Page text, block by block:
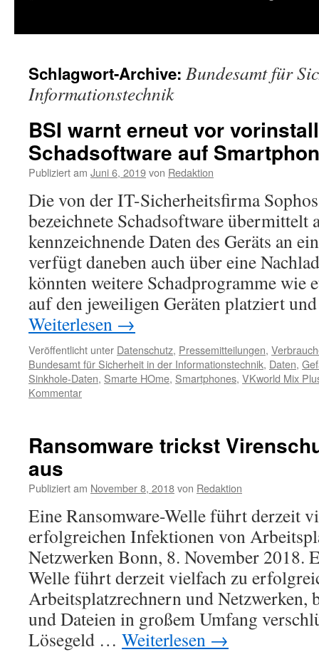
Schlagwort-Archive: Bundesamt für
Informationstechnik
BSI warnt erneut vor
Schadsoftware auf
Publiziert am Juni 6, 2019von Redaktion
Die von der IT-Sicherheitsfirma
bezeichnete Schadsoftware übermittelt
kennzeichnende Daten des Geräts an
verfügt daneben auch über eine
könnten weitere Schadprogramme wie
auf den jeweiligen Geräten platziert
Weiterlesen →
Veröffentlicht unter Datenschutz, Pressemitteilungen,
Bundesamt für Sicherheit in der Informationstechnik, Daten,
Sinkhole-Daten, Smarte HOme, Smartphones, VKworld Mix
Kommentar
Ransomware trickst
aus
Publiziert am November 8, 2018von Redaktion
Eine Ransomware-Welle führt derzeit
erfolgreichen Infektionen von
Netzwerken Bonn, 8. November 2018.
Welle führt derzeit vielfach zu
Arbeitsplatzrechnern und Netzwerken,
und Dateien in großem Umfang
Lösegeld … Weiterlesen →